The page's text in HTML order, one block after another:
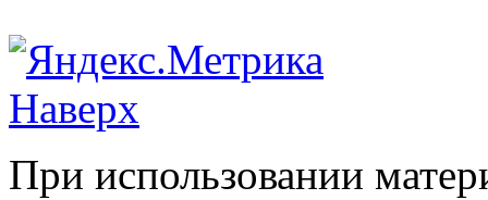
Наверх
При использовании